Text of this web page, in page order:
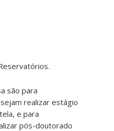
são para
realizar estágio
e para
pós-doutorado